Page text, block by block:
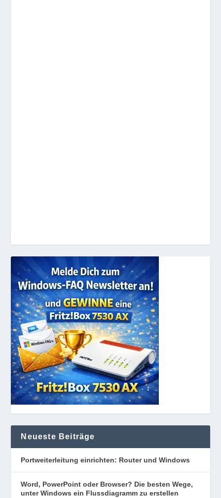
Neueste Beiträge
Portweiterleitung einrichten: Router und Windows
Word, PowerPoint oder Browser? Die besten Wege,
unter Windows ein Flussdiagramm zu erstellen